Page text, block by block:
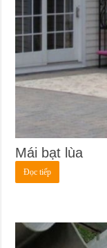
Mái bạt lùa
Đọc tiếp